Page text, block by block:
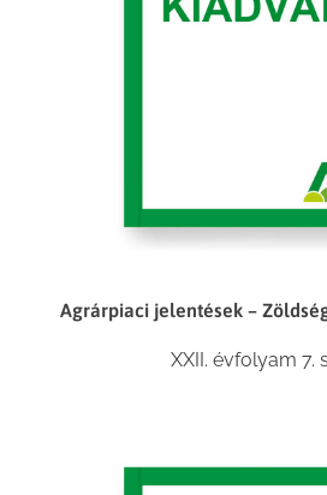
Agrárpiaci jelentések –
XXII. évfolyam 7.